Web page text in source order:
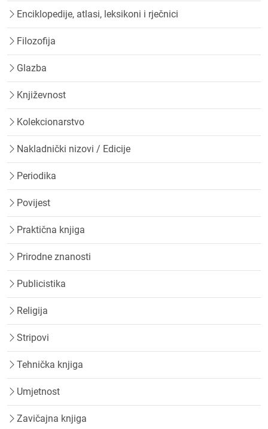
Enciklopedije, atlasi, leksikoni i rječnici
Filozofija
Glazba
Književnost
Kolekcionarstvo
Nakladnički nizovi / Edicije
Periodika
Povijest
Praktična knjiga
Prirodne znanosti
Publicistika
Religija
Stripovi
Tehnička knjiga
Umjetnost
Zavičajna knjiga